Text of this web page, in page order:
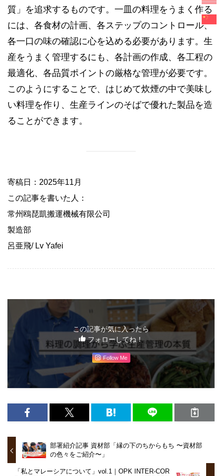
質」を追求するものです。一皿の料理をうまく作る
には、各食材の計画、各ステップのコントロール、
各一口の味の確認に心を込める必要があります。生
産をうまく管理するにも、各計画の作成、各工程の
最適化、各品質ポイントの厳格な管理が必要です。
このようにすることで、はじめて炊煙の中で美味し
い料理を作り、生産ラインのそばで優れた製品を造
ることができます。
寄稿日：2025年11月
この記事を書いた人：
常州鴎琵凱搬運機械有限公司
製造部
呂亜飛/ Lv Yafei
この記事が気に入ったら
フォローしてね！
Follow Me
部署紹介記事 資材部「縁の下のちからもち 〜資材部
の色々をご紹介〜」
「私とマレーシアについて」vol.1｜OPK INTER-COR